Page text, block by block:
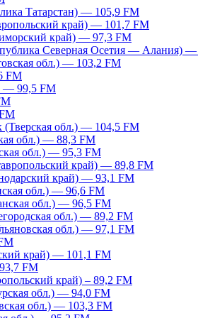
Татарстан) — 105,9 FM
край) — 101,7 FM
край) — 97,3 FM
Северная Осетия — Алания)
обл.) — 103,2 FM
FM
— 99,5 FM
обл.) — 104,5 FM
обл.) — 88,3 FM
обл.) — 95,3 FM
край) — 89,8 FM
край) — 93,1 FM
обл.) — 96,6 FM
обл.) — 96,5 FM
обл.) — 89,2 FM
обл.) — 97,1 FM
край) — 101,1 FM
FM
край) – 89,2 FM
обл.) — 94,0 FM
обл.) — 103,3 FM